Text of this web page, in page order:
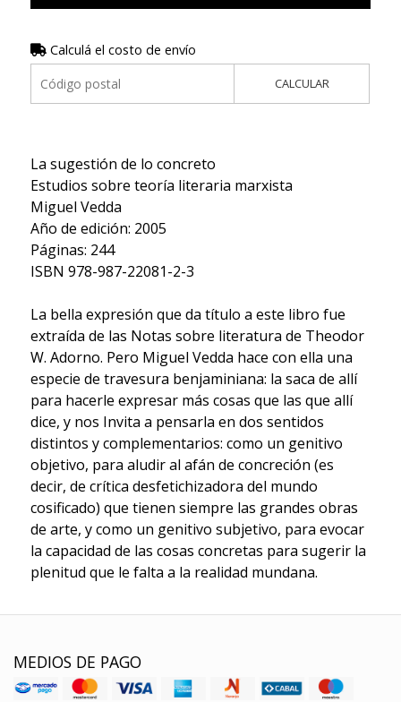
Calculá el costo de envío
CALCULAR
La sugestión de lo concreto
Estudios sobre teoría literaria marxista
Miguel Vedda
Año de edición: 2005
Páginas: 244
ISBN 978-987-22081-2-3
La bella expresión que da título a este libro fue
extraída de las Notas sobre literatura de Theodor
W. Adorno. Pero Miguel Vedda hace con ella una
especie de travesura benjaminiana: la saca de allí
para hacerle expresar más cosas que las que allí
dice, y nos Invita a pensarla en dos sentidos
distintos y complementarios: como un genitivo
objetivo, para aludir al afán de concreción (es
decir, de crítica desfetichizadora del mundo
cosificado) que tienen siempre las grandes obras
de arte, y como un genitivo subjetivo, para evocar
la capacidad de las cosas concretas para sugerir la
plenitud que le falta a la realidad mundana.
MEDIOS DE PAGO